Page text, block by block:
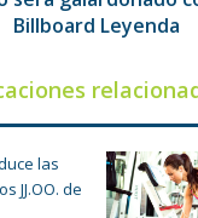
Billboard Leyenda